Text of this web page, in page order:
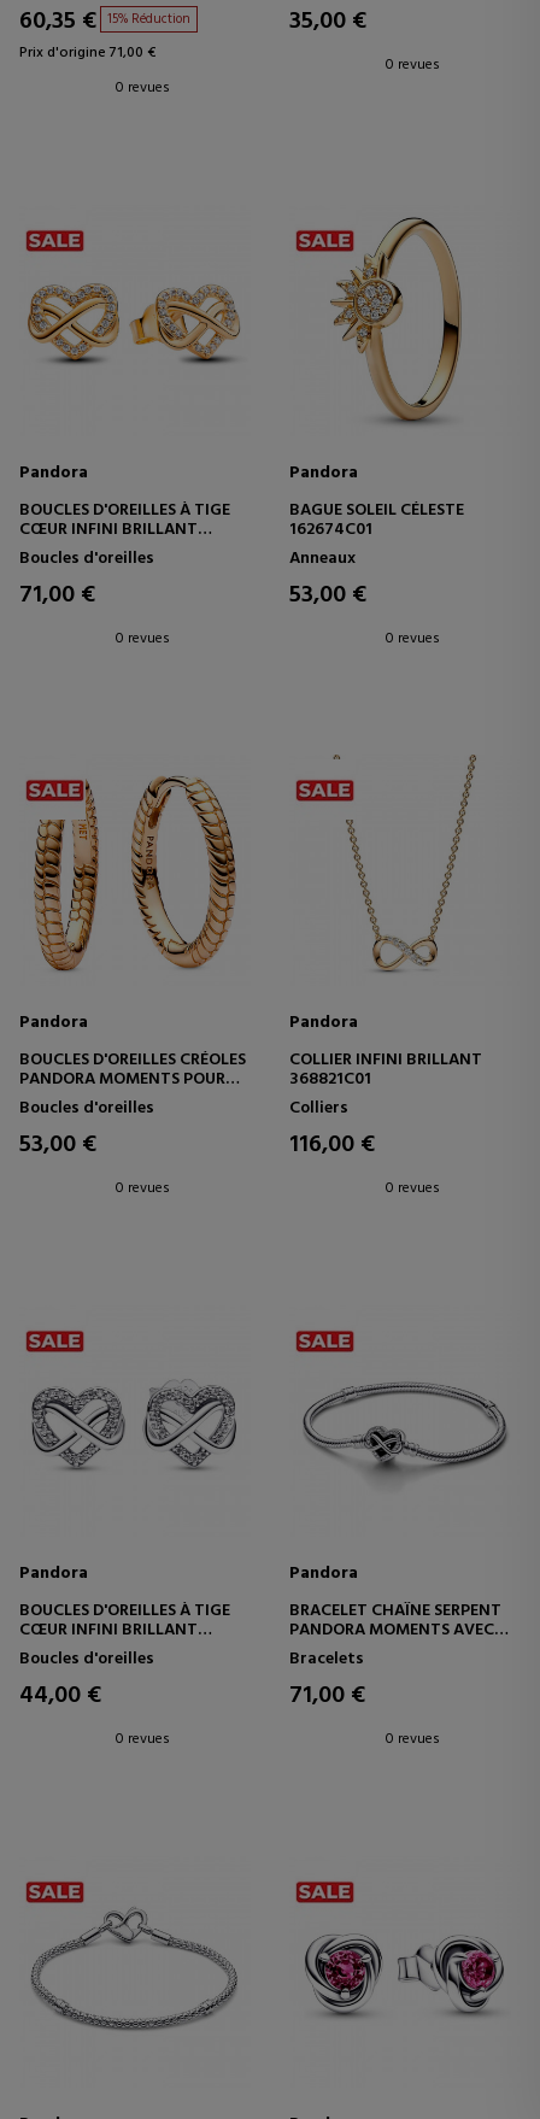
60,35 € 15% Réduction
Prix d'origine 71,00 €
0 revues
35,00 €
0 revues
Pandora
BOUCLES D'OREILLES À TIGE
CŒUR INFINI BRILLANT
262667C01
Boucles d'oreilles
71,00 €
0 revues
Pandora
BAGUE SOLEIL CÉLESTE
162674C01
Anneaux
53,00 €
0 revues
Pandora
BOUCLES D'OREILLES CRÉOLES
PANDORA MOMENTS POUR
PETIT CHARME 262728C00
Boucles d'oreilles
53,00 €
0 revues
Pandora
COLLIER INFINI BRILLANT
368821C01
Colliers
116,00 €
0 revues
Pandora
BOUCLES D'OREILLES À TIGE
CŒUR INFINI BRILLANT
292667C01
Boucles d'oreilles
44,00 €
0 revues
Pandora
BRACELET CHAÎNE SERPENT
PANDORA MOMENTS AVEC
FERMOIR CŒUR INFINI
BRILLANT 592645C01
Bracelets
71,00 €
0 revues